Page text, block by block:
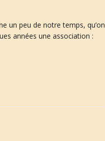
un peu de notre temps, qu’on
années une association :